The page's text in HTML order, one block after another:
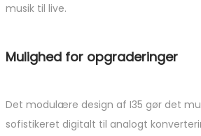
musik til live.
Mulighed for opgraderinger
Det modulære design af I35 gør det
sofistikeret digitalt til analogt